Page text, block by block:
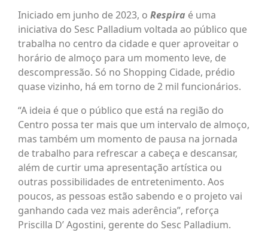
Iniciado em junho de 2023, o Respira é uma
iniciativa do Sesc Palladium voltada ao público que
trabalha no centro da cidade e quer aproveitar o
horário de almoço para um momento leve, de
descompressão. Só no Shopping Cidade, prédio
quase vizinho, há em torno de 2 mil funcionários.
“A ideia é que o público que está na região do
Centro possa ter mais que um intervalo de almoço,
mas também um momento de pausa na jornada
de trabalho para refrescar a cabeça e descansar,
além de curtir uma apresentação artística ou
outras possibilidades de entretenimento. Aos
poucos, as pessoas estão sabendo e o projeto vai
ganhando cada vez mais aderência”, reforça
Priscilla D’ Agostini, gerente do Sesc Palladium.